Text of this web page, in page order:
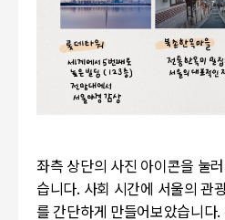
좌측 상단의 사진 아이콘을 눌
습니다. 사회 시간에 서울의 관
를 간단하게 만들어보았습니다.